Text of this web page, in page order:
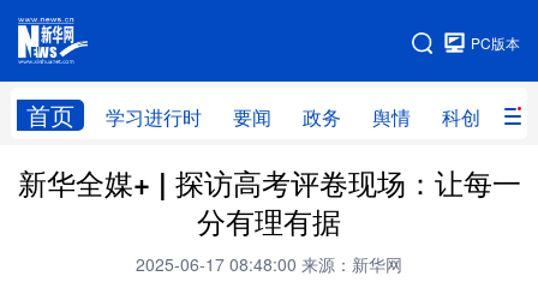
PC版本
首页 学习进行时 要闻 政务 舆情 科创 产
网站地图
首页 学习进行时 要闻 政务
科创 产经
民生
新华全媒+ | 探访高考评卷现场：让每一
分有理有据
2025-06-17 08:48:00 来源：新华网